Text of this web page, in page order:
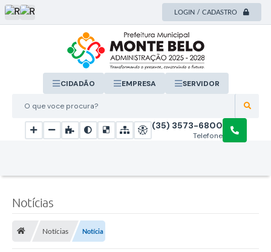
LOGIN / CADASTRO
O que voce procura?
CIDADÃO EMPRESA SERVIDOR
Telefone
(35) 3573-6800
Notícias
Notícias Notícia